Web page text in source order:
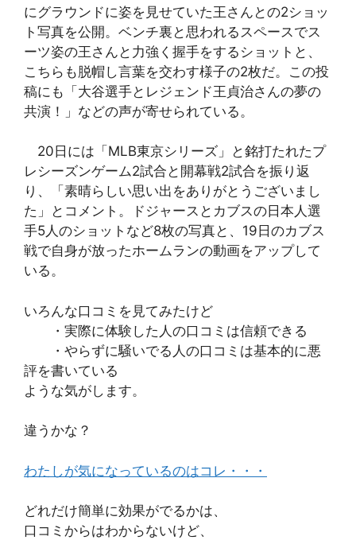
にグラウンドに姿を見せていた王さんとの2ショッ
ト写真を公開。ベンチ裏と思われるスペースでス
ーツ姿の王さんと力強く握手をするショットと、
こちらも脱帽し言葉を交わす様子の2枚だ。この投
稿にも「大谷選手とレジェンド王貞治さんの夢の
共演！」などの声が寄せられている。
20日には「MLB東京シリーズ」と銘打たれたプ
レシーズンゲーム2試合と開幕戦2試合を振り返
り、「素晴らしい思い出をありがとうございまし
た」とコメント。ドジャースとカブスの日本人選
手5人のショットなど8枚の写真と、19日のカブス
戦で自身が放ったホームランの動画をアップして
いる。
いろんな口コミを見てみたけど
・実際に体験した人の口コミは信頼できる
・やらずに騒いでる人の口コミは基本的に悪
評を書いている
ような気がします。
違うかな？
わたしが気になっているのはコレ・・・
どれだけ簡単に効果がでるかは、
口コミからはわからないけど、